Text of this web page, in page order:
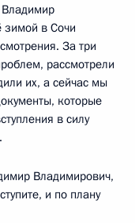
Владимир
зимой в Сочи
За три
рассмотрели
их, а сейчас мы
которые
в силу
Владимирович,
и по плану